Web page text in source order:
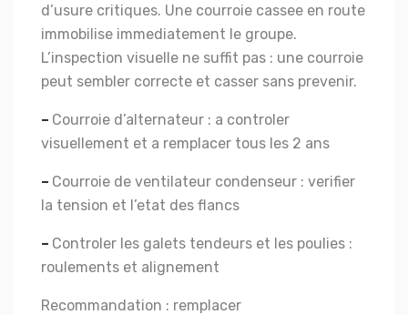
d’usure critiques. Une courroie cassee en route
immobilise immediatement le groupe.
L’inspection visuelle ne suffit pas : une courroie
peut sembler correcte et casser sans prevenir.
– Courroie d’alternateur : a controler
visuellement et a remplacer tous les 2 ans
– Courroie de ventilateur condenseur : verifier
la tension et l’etat des flancs
– Controler les galets tendeurs et les poulies :
roulements et alignement
Recommandation : remplacer